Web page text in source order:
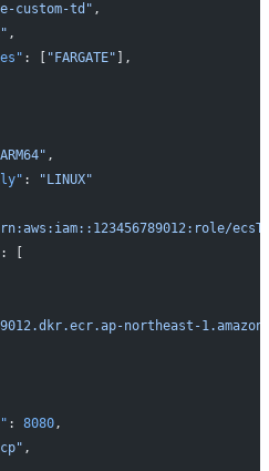
custom-td" ,
,
: [ "FARGATE" ],
,
:
"LINUX"
: [
northeast-
: 8080,
,